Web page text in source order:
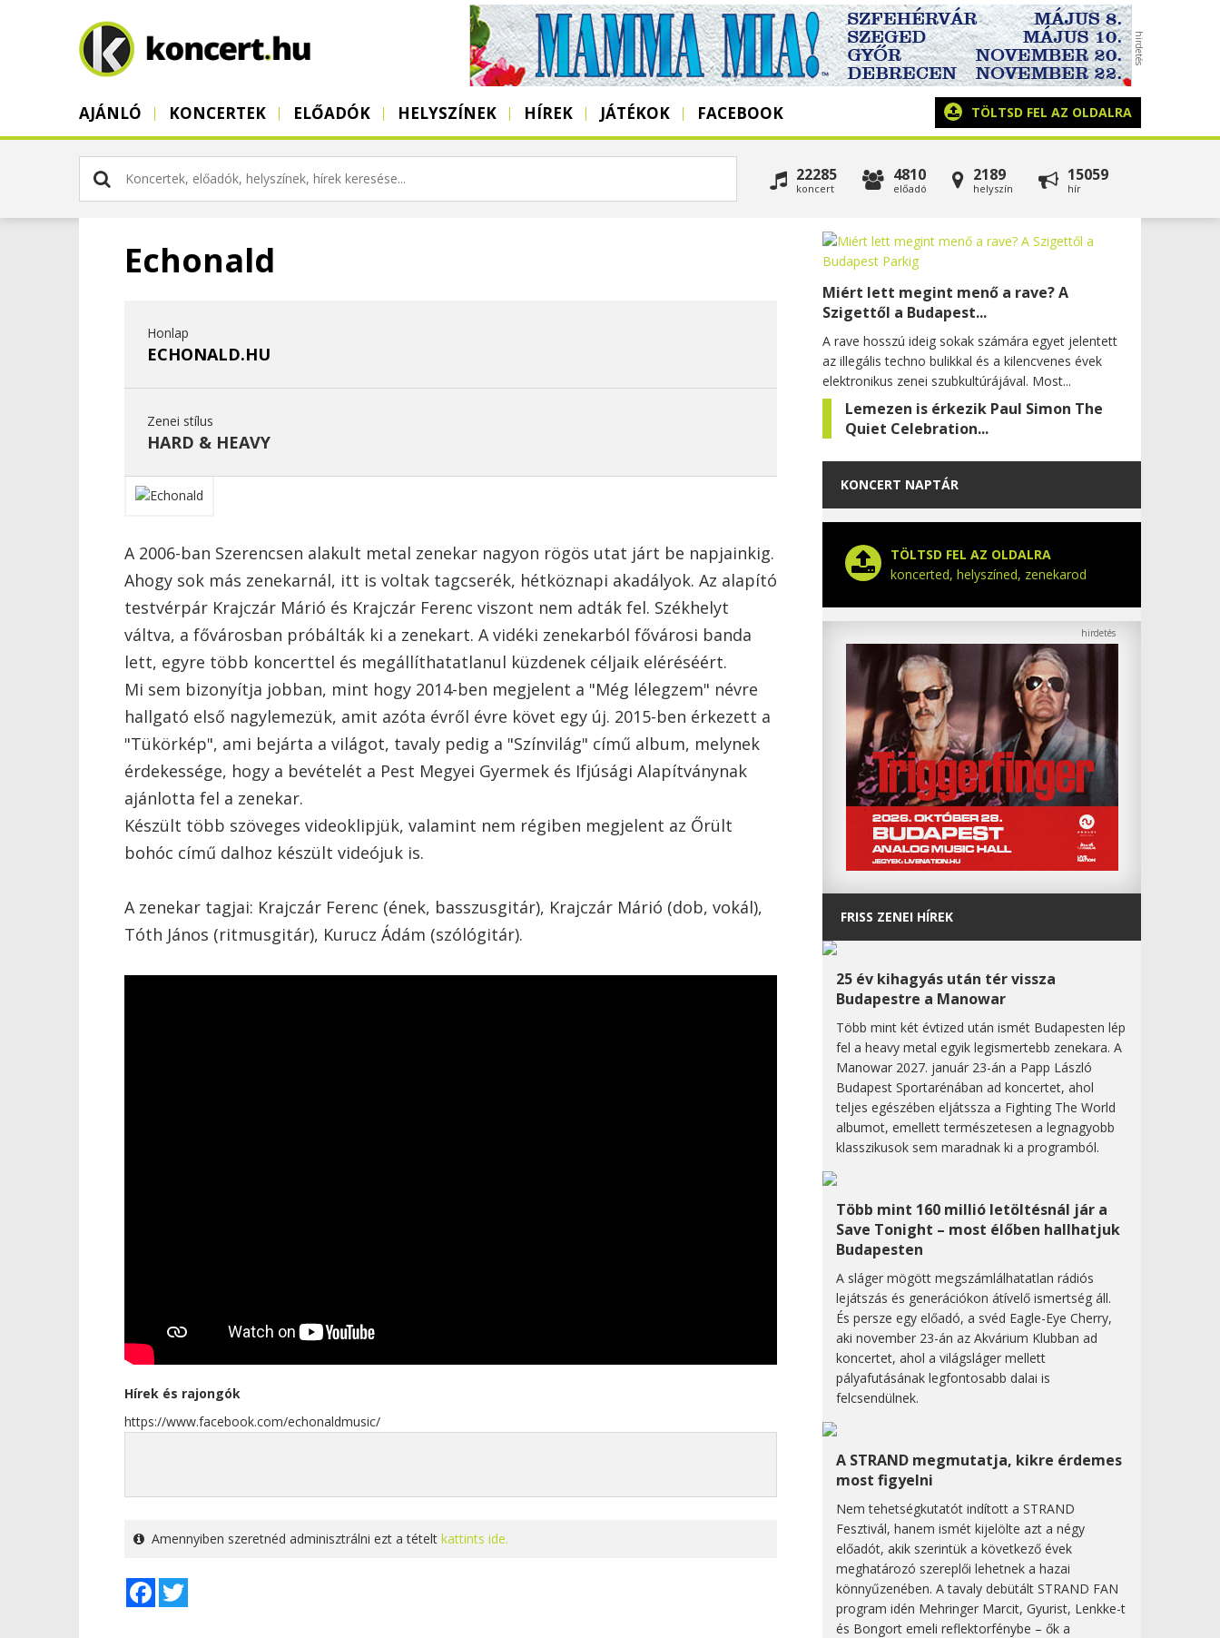
AJÁNLÓ KONCERTEK ELŐADÓK HELYSZÍNEK HÍREK JÁTÉKOK FACEBOOK TÖLTSD FEL AZ OLDALRA
22285
koncert
4810
előadó
2189
helyszín
15059
hír
Echonald
Honlap
ECHONALD.HU
Zenei stílus
HARD & HEAVY
A 2006-ban Szerencsen alakult metal zenekar nagyon rögös utat járt be napjainkig.
Ahogy sok más zenekarnál, itt is voltak tagcserék, hétköznapi akadályok. Az alapító
testvérpár Krajczár Márió és Krajczár Ferenc viszont nem adták fel. Székhelyt
váltva, a fővárosban próbálták ki a zenekart. A vidéki zenekarból fővárosi banda
lett, egyre több koncerttel és megállíthatatlanul küzdenek céljaik eléréséért.
Mi sem bizonyítja jobban, mint hogy 2014-ben megjelent a "Még lélegzem" névre
hallgató első nagylemezük, amit azóta évről évre követ egy új. 2015-ben érkezett a
"Tükörkép", ami bejárta a világot, tavaly pedig a "Színvilág" című album, melynek
érdekessége, hogy a bevételét a Pest Megyei Gyermek és Ifjúsági Alapítványnak
ajánlotta fel a zenekar.
Készült több szöveges videoklipjük, valamint nem régiben megjelent az Őrült
bohóc című dalhoz készült videójuk is.
A zenekar tagjai: Krajczár Ferenc (ének, basszusgitár), Krajczár Márió (dob, vokál),
Tóth János (ritmusgitár), Kurucz Ádám (szólógitár).
Hírek és rajongók
https://www.facebook.com/echonaldmusic/
Amennyiben szeretnéd adminisztrálni ezt a tételt kattints ide.
Facebook
Miért lett megint menő a rave? A
Szigettől a Budapest...
A rave hosszú ideig sokak számára egyet jelentett
az illegális techno bulikkal és a kilencvenes évek
elektronikus zenei szubkultúrájával. Most...
Lemezen is érkezik Paul Simon The
Quiet Celebration...
KONCERT NAPTÁR
TÖLTSD FEL AZ OLDALRA
koncerted, helyszíned, zenekarod
FRISS ZENEI HÍREK
25 év kihagyás után tér vissza
Budapestre a Manowar
Több mint két évtized után ismét Budapesten lép
fel a heavy metal egyik legismertebb zenekara. A
Manowar 2027. január 23-án a Papp László
Budapest Sportarénában ad koncertet, ahol
teljes egészében eljátssza a Fighting The World
albumot, emellett természetesen a legnagyobb
klasszikusok sem maradnak ki a programból.
Több mint 160 millió letöltésnál jár a
Save Tonight – most élőben hallhatjuk
Budapesten
A sláger mögött megszámlálhatatlan rádiós
lejátszás és generációkon átívelő ismertség áll.
És persze egy előadó, a svéd Eagle-Eye Cherry,
aki november 23-án az Akvárium Klubban ad
koncertet, ahol a világsláger mellett
pályafutásának legfontosabb dalai is
felcsendülnek.
A STRAND megmutatja, kikre érdemes
most figyelni
Nem tehetségkutatót indított a STRAND
Fesztivál, hanem ismét kijelölte azt a négy
előadót, akik szerintük a következő évek
meghatározó szereplői lehetnek a hazai
könnyűzenében. A tavaly debütált STRAND FAN
program idén Mehringer Marcit, Gyurist, Lenkke-t
és Bongort emeli reflektorfénybe – ők a